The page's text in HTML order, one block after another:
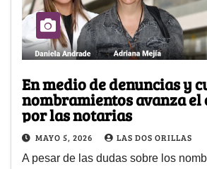
En medio de denuncias y
nombramientos avanza el
por las notarias
MAYO 5, 2026 LAS DOS ORILLAS
A pesar de las dudas sobre los